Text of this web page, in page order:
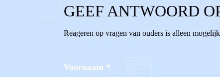
GEEF ANTWOORD
Reageren op vragen van ouders is alleen
Voornaam *